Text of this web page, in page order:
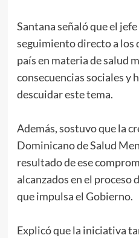
Santana señaló que el
seguimiento directo a los
país en materia de salud
consecuencias sociales y
descuidar este tema.
Además, sostuvo que la
Dominicano de Salud
resultado de ese
alcanzados en el
que impulsa el Gobierno.
Explicó que la iniciativa